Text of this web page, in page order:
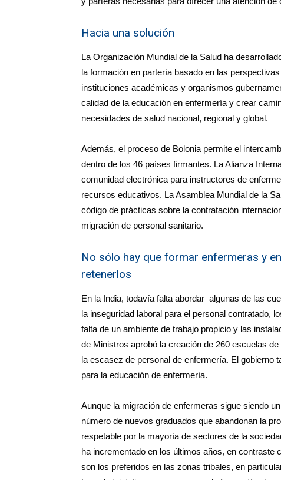
Hacia una solución
La Organización Mundial de la Salud ha
la formación en partería basado en las
instituciones académicas y organismos
calidad de la educación en enfermería y crear
necesidades de salud nacional, regional y global.
Además, el proceso de Bolonia permite el
dentro de los 46 países firmantes. La Alianza
comunidad electrónica para instructores de
recursos educativos. La Asamblea Mundial de la
código de prácticas sobre la contratación
migración de personal sanitario.
No sólo hay que formar enfermeras y
retenerlos
En la India, todavía falta abordar algunas de las
la inseguridad laboral para el personal contratado,
falta de un ambiente de trabajo propicio y las
de Ministros aprobó la creación de 260 escuelas
la escasez de personal de enfermería. El gobierno
para la educación de enfermería.
Aunque la migración de enfermeras sigue siendo
número de nuevos graduados que abandonan la
respetable por la mayoría de sectores de la
ha incrementado en los últimos años, en
son los preferidos en las zonas tribales, en